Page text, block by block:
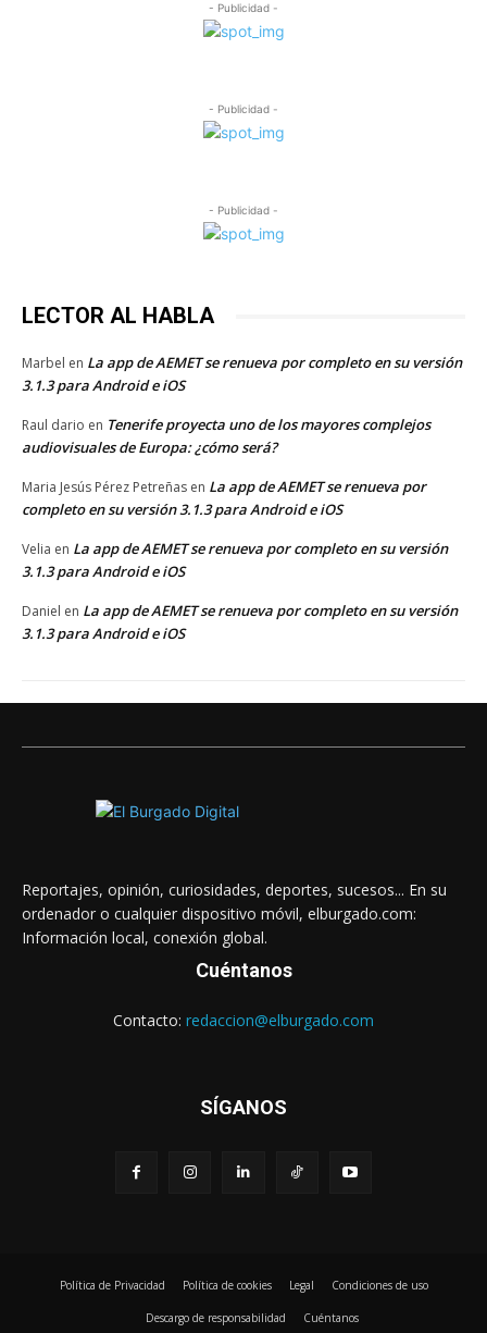
- Publicidad -
- Publicidad -
- Publicidad -
LECTOR AL HABLA
Marbel en La app de AEMET se renueva por completo en su versión
3.1.3 para Android e iOS
Raul dario en Tenerife proyecta uno de los mayores complejos
audiovisuales de Europa: ¿cómo será?
Maria Jesús Pérez Petreñas en La app de AEMET se renueva por
completo en su versión 3.1.3 para Android e iOS
Velia en La app de AEMET se renueva por completo en su versión
3.1.3 para Android e iOS
Daniel en La app de AEMET se renueva por completo en su versión
3.1.3 para Android e iOS
Reportajes, opinión, curiosidades, deportes, sucesos... En su
ordenador o cualquier dispositivo móvil, elburgado.com:
Información local, conexión global.
Cuéntanos
Contacto: redaccion@elburgado.com
SÍGANOS
Política de Privacidad Política de cookies Legal Condiciones de uso
Descargo de responsabilidad Cuéntanos